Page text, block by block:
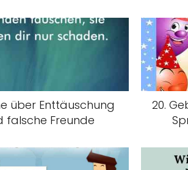
über Enttäuschung
falsche Freunde
20.